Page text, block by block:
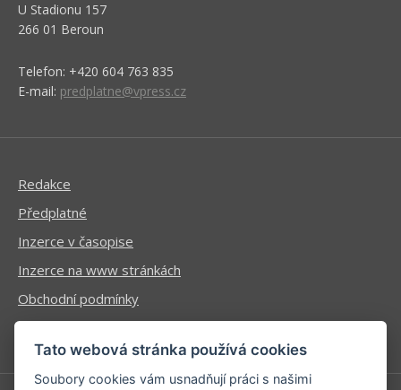
U Stadionu 157
266 01 Beroun
Telefon: +420 604 763 835
E-mail: predplatne@vpress.cz
Redakce
Předplatné
Inzerce v časopise
Inzerce na www stránkách
Obchodní podmínky
Ochrana osobních údajů
Tato webová stránka používá cookies
Soubory cookies vám usnadňují práci s našimi